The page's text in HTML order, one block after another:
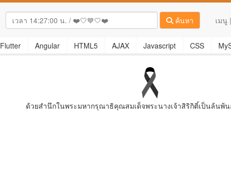
ค้นหา เมนู
Flutter Angular HTML5 AJAX Javascript CSS
ด้วยสํานึกในพระมหากรุณาธิคุณสมเด็จพระนางเจ้าสิริกิติ์เป็นล้นพ้